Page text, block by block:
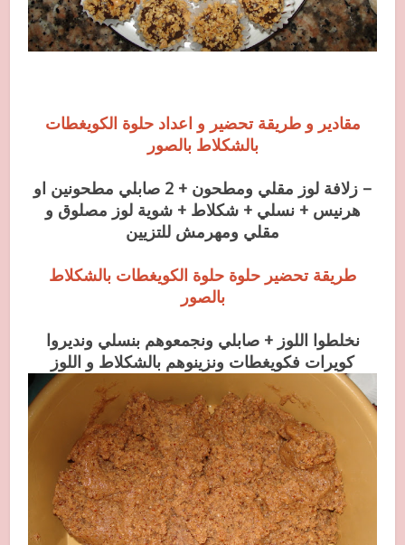
مقادير و طريقة تحضير و اعداد حلوة الكويغطات
بالشكلاط بالصور
– زلافة لوز مقلي ومطحون + 2 صابلي مطحونين او
هرنيس + نسلي + شكلاط + شوية لوز مصلوق و
مقلي ومهرمش للتزيين
طريقة تحضير حلوة حلوة الكويغطات بالشكلاط
بالصور
نخلطوا اللوز + صابلي ونجمعوهم بنسلي ونديروا
كويرات فكويغطات ونزينوهم بالشكلاط و اللوز